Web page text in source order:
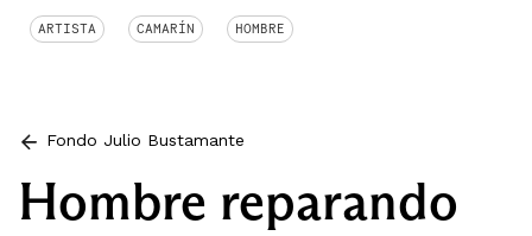
ARTISTA CAMARÍN HOMBRE
Fondo Julio Bustamante
Hombre reparando